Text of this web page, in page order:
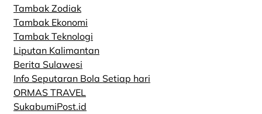
Tambak Zodiak
Tambak Ekonomi
Tambak Teknologi
Liputan Kalimantan
Berita Sulawesi
Info Seputaran Bola Setiap hari
ORMAS TRAVEL
SukabumiPost.id